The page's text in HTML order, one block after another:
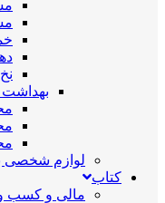
لوازم شخصی
کتاب
مالی و کسب و